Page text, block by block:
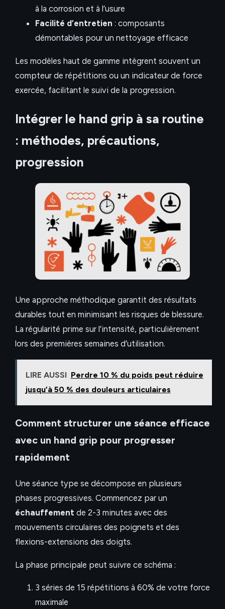
à la corrosion et à l’usure
Facilité d’entretien : composants
démontables pour un nettoyage efficace
Les modèles haut de gamme intègrent souvent un
compteur de répétitions ou un indicateur de force
exercée, facilitant le suivi de la progression.
Intégrer le hand grip à sa routine
: méthodes, précautions,
progression
Une approche méthodique garantit des résultats
durables tout en minimisant les risques de blessure.
La régularité prime sur l’intensité, particulièrement
lors des premières semaines d’utilisation.
LIRE AUSSI Perdre 10 % du poids peut réduire
jusqu’à 50 % des douleurs articulaires
Comment structurer une séance efficace
avec un hand grip pour progresser
rapidement
Une séance type se décompose en plusieurs
phases progressives. Commencez par un
échauffement de 2-3 minutes avec des
mouvements circulaires des poignets et des
flexions-extensions des doigts.
La phase principale peut suivre ce schéma :
3 séries de 15 répétitions à 60% de votre force
maximale